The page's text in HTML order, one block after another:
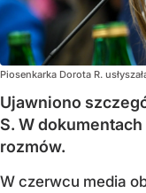
Piosenkarka Dorota R.
Ujawniono
S. W
rozmów.
W czerwcu media